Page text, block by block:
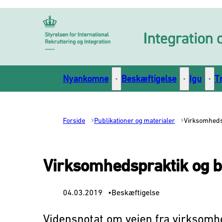
Nyankomne Nyankomne - Flere links
Beskæftigelse Igu Igu
Forside Publikationer og materialer
Virksomhedspraktik og
04.03.2019 •Beskæftigelse
Vidensnotat om vejen fra